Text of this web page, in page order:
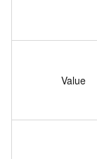
Value